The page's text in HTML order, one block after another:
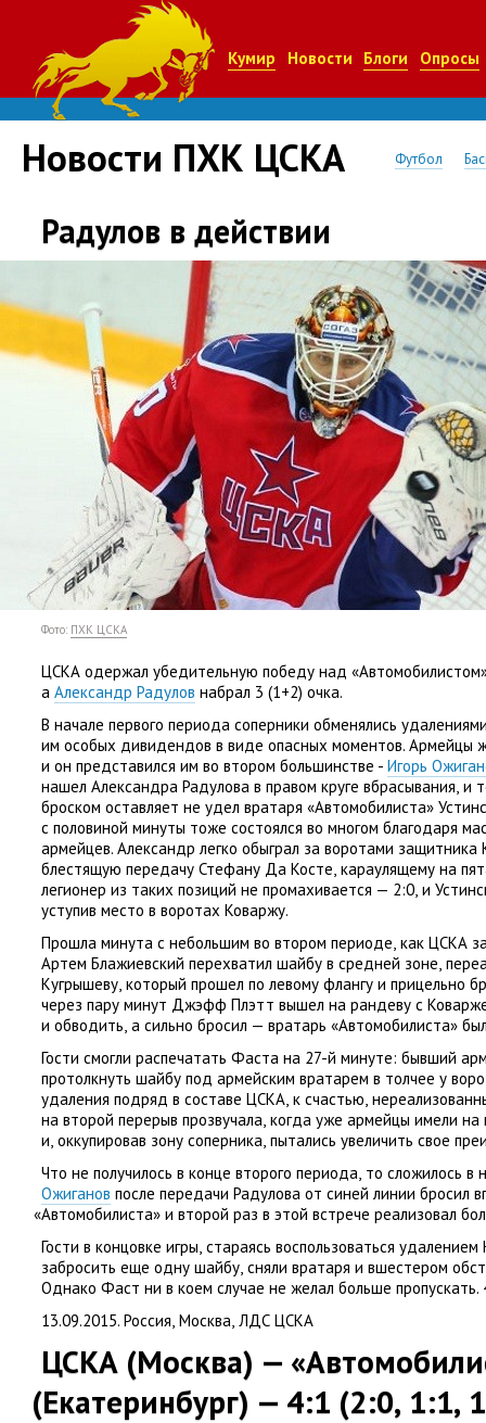
Кумир Новости Блоги Опросы
Новости ПХК ЦСКА Футбол
Радулов в действии
Фото: ПХК ЦСКА
ЦСКА одержал убедительную победу над «
а Александр Радулов набрал 3 (1+2) очка.
В начале первого периода соперники обменялись
им особых дивидендов в виде опасных моментов. Армейцы
и он представился им во втором большинстве - Игорь
нашел Александра Радулова в правом круге вбрасывания, и
броском оставляет не удел вратаря «Автомобилиста»
с половиной минуты тоже состоялся во многом благодаря
армейцев. Александр легко обыграл за воротами защитника
блестящую передачу Стефану Да Косте, караулящему на
легионер из таких позиций не промахивается — 2:0, и
уступив место в воротах Коваржу.
Прошла минута с небольшим во втором периоде, как ЦСКА
Артем Блажиевский перехватил шайбу в средней зоне,
Кугрышеву, который прошел по левому флангу и прицельно
через пару минут Джэфф Плэтт вышел на рандеву с
и обводить, а сильно бросил — вратарь «Автомобилиста»
Гости смогли распечатать Фаста на 27-й минуте: бывший
протолкнуть шайбу под армейским вратарем в толчее у
удаления подряд в составе ЦСКА, к счастью,
на второй перерыв прозвучала, когда уже армейцы имели на
и, оккупировав зону соперника, пытались увеличить свое
Что не получилось в конце второго периода, то сложилось в
Ожиганов после передачи Радулова от синей линии бросил
«Автомобилиста» и второй раз в этой встрече реализовал
Гости в концовке игры, стараясь воспользоваться удалением
забросить еще одну шайбу, сняли вратаря и вшестером
Однако Фаст ни в коем случае не желал больше
13.09.2015. Россия, Москва, ЛДС ЦСКА
ЦСКА (Москва) —
(Екатеринбург) — 4:1 (2:0, 1:1,